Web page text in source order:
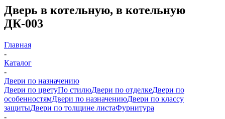
Дверь в котельную, в котельную
ДК-003
Главная
-
Каталог
-
Двери по назначению
Двери по цветуПо стилюДвери по отделкеДвери по
особенностямДвери по назначениюДвери по классу
защитыДвери по толщине листаФурнитура
-